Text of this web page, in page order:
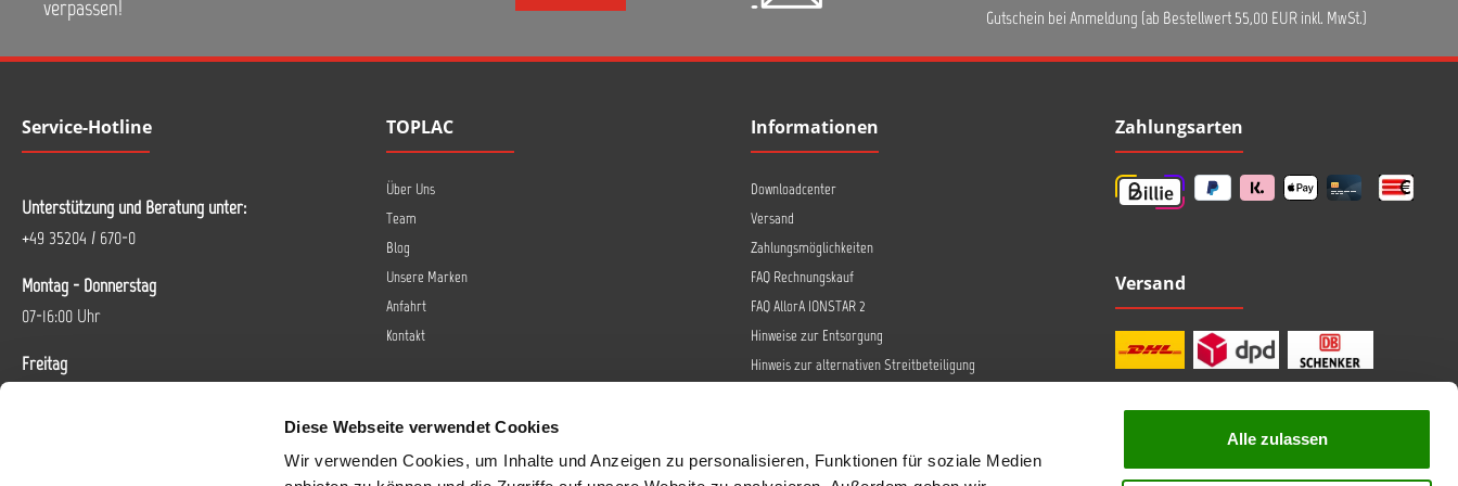
Diese Webseite verwendet Cookies
Wir verwenden Cookies, um Inhalte und Anzeigen zu personalisieren, Funktionen für soziale Medien
Alle zulassen
verpassen!
Gutschein bei Anmeldung (ab Bestellwert 55,00 EUR inkl. MwSt.)
Service-Hotline
Unterstützung und Beratung unter:
+49 35204 / 670-0
Montag - Donnerstag
07-16:00 Uhr
Freitag
TOPLAC
Über Uns
Team
Blog
Unsere Marken
Anfahrt
Kontakt
Informationen
Downloadcenter
Versand
Zahlungsmöglichkeiten
FAQ Rechnungskauf
FAQ AllorA IONSTAR 2
Hinweise zur Entsorgung
Hinweis zur alternativen Streitbeteiligung
Barrierefreiheit
Datenschutz
Zahlungsarten
Versand
professionelle Beratung